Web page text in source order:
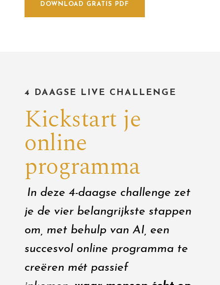
DOWNLOAD GRATIS PDF
4 DAAGSE LIVE CHALLENGE
Kickstart je
online
programma
In deze 4-daagse challenge zet
je de vier belangrijkste stappen
om, met behulp van AI, een
succesvol online programma te
creëren mét passief